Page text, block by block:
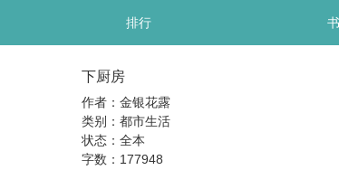
排行
下厨房
作者：金银花露
类别：都市生活
状态：全本
字数：177948